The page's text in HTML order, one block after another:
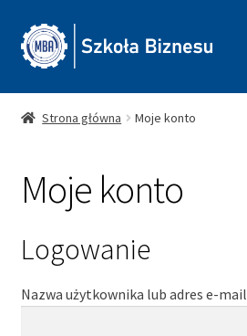
Przejdź
do
Przejdź
do
SKLEP
KONTAKT
Strona główna Moje konto
Moje konto
Logowanie
Nazwa użytkownika lub adres e-mail